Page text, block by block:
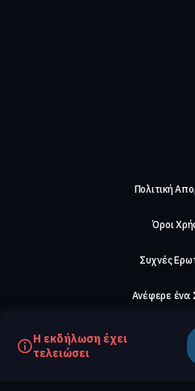
Η εκδήλωση έχει
τελειώσει
Πολιτική
Όροι
Συχνές
Ανέφερε ένα
Σχετικά